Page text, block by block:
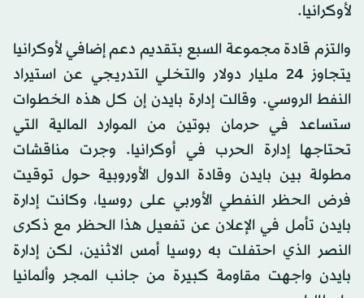
لأوكرانيا.
والتزم قادة مجموعة السبع بتقديم دعم إضافي لأوكرانيا
يتجاوز 24 مليار دولار والتخلي التدريجي عن استيراد
النفط الروسي. وقالت إدارة بايدن إن كل هذه الخطوات
ستساعد في حرمان بوتين من الموارد المالية التي
تحتاجها إدارة الحرب في أوكرانيا. وجرت مناقشات
مطولة بين بايدن وقادة الدول الأوروبية حول توقيت
فرض الحظر النفطي الأوربي على روسيا، وكانت إدارة
بايدن تأمل في الإعلان عن تفعيل هذا الحظر مع ذكرى
النصر الذي احتفلت به روسيا أمس الاثنين، لكن إدارة
بايدن واجهت مقاومة كبيرة من جانب المجر وألمانيا